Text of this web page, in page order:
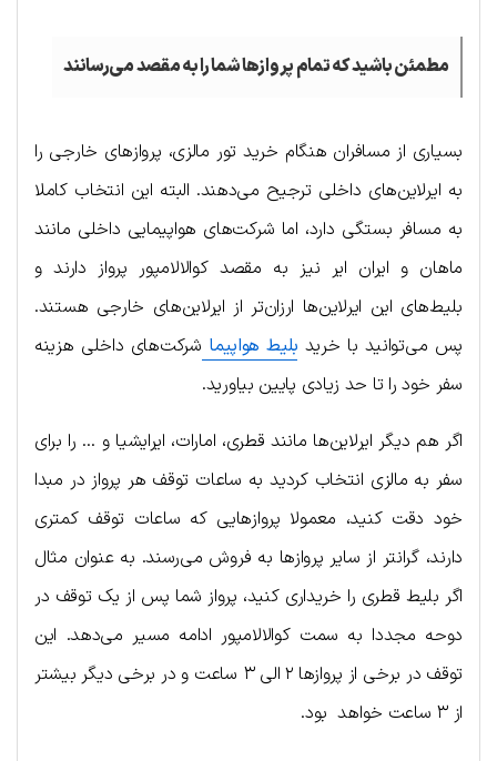
مطمئن باشید که تمام پروازها شما را به مقصد می‌رسانند
بسیاری از مسافران هنگام خرید تور مالزی، پروازهای خارجی را
به ایرلاین‌های داخلی ترجیح می‌دهند. البته این انتخاب کاملا
به مسافر بستگی دارد، اما شرکت‌های هواپیمایی داخلی مانند
ماهان و ایران ایر نیز به مقصد کوالالامپور پرواز دارند و
بلیط‌های این ایرلاین‌ها ارزان‌تر از ایرلاین‌های خارجی هستند.
پس می‌توانید با خرید بلیط هواپیما شرکت‌های داخلی هزینه
سفر خود را تا حد زیادی پایین بیاورید.
اگر هم دیگر ایرلاین‌ها مانند قطری، امارات، ایرایشیا و … را برای
سفر به مالزی انتخاب کردید به ساعات توقف هر پرواز در مبدا
خود دقت کنید، معمولا پروازهایی که ساعات توقف کمتری
دارند، گرانتر از سایر پروازها به فروش می‌رسند. به عنوان مثال
اگر بلیط قطری را خریداری کنید، پرواز شما پس از یک توقف در
دوحه مجددا به سمت کوالالامپور ادامه مسیر می‌دهد. این
توقف در برخی از پروازها ۲ الی ۳ ساعت و در برخی دیگر بیشتر
از ۳ ساعت خواهد بود.